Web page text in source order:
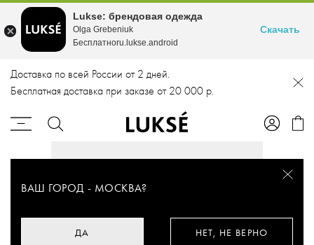
Доставка по всей России от 2 дней.
Бесплатная доставка при заказе от 20 000 р.
ВАШ ГОРОД - МОСКВА?
ДА НЕТ, НЕ ВЕРНО
Lukse: брендовая одежда
Olga Grebeniuk
Бесплатноru.lukse.android
Скачать